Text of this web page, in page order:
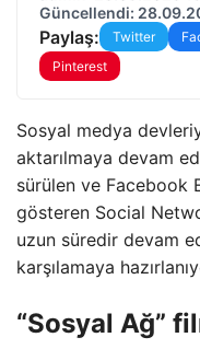
Güncellendi:
Paylaş: Twitter
Pinterest
Sosyal medya
aktarılmaya devam
sürülen ve Facebook
gösteren Social
uzun süredir devam
karşılamaya
“Sosyal Ağ”